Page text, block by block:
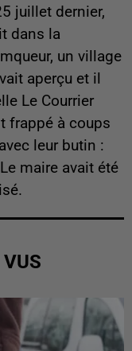
juillet dernier,
dans la
un village
aperçu et il
Le Courrier
frappé à coups
leur butin :
maire avait été